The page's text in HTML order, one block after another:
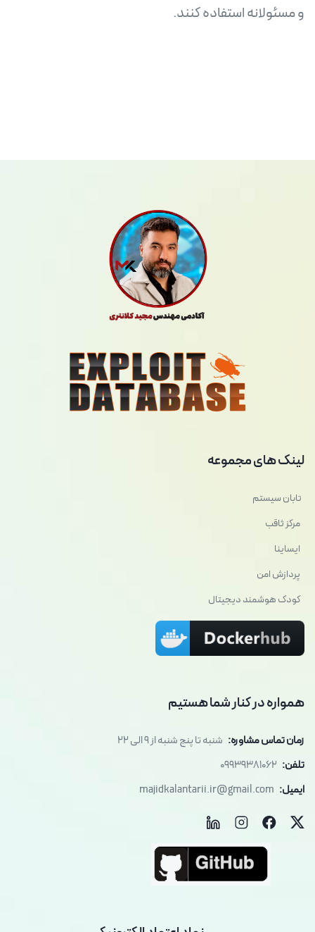
و مسئولانه استفاده کنند.
لینک های مجموعه
تابان سیستم
مرکز ثاقب
ایساینا
پردازش امن
کودک هوشمند دیجیتال
همواره در کنار شما هستیم
زمان تماس مشاوره: شنبه تا پنج شنبه از 9 الی 22
تلفن: 09939381062
ایمیل: majidkalantarii.ir@gmail.com